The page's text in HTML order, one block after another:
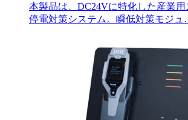
本製品は、DC24Vに特化した産業用
停電対策システム。瞬低対策モジ